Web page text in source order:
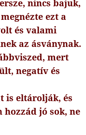
nincs bajuk,
ezt a
és valami
az ásványnak.
mert
negatív és
is eltárolják, és
jó sok, ne